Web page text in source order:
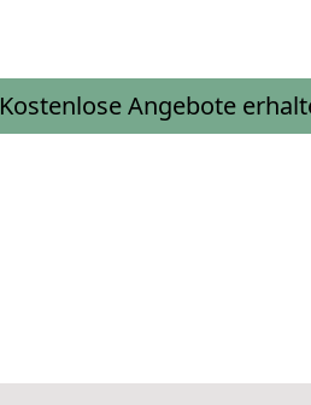
Kostenlose Angebote